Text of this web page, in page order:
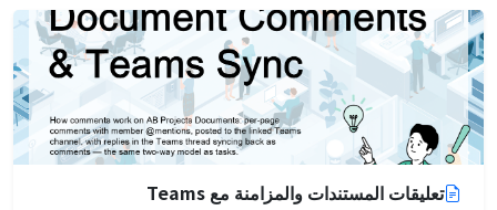
تعليقات المستندات والمزامنة مع Teams